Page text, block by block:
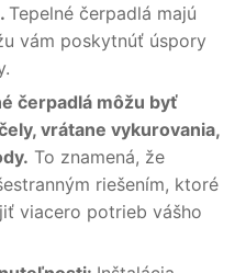
Tepelné čerpadlá majú
vám poskytnúť úspory
čerpadlá môžu byť
vrátane vykurovania,
To znamená, že
riešením, ktoré
viacero potrieb vášho